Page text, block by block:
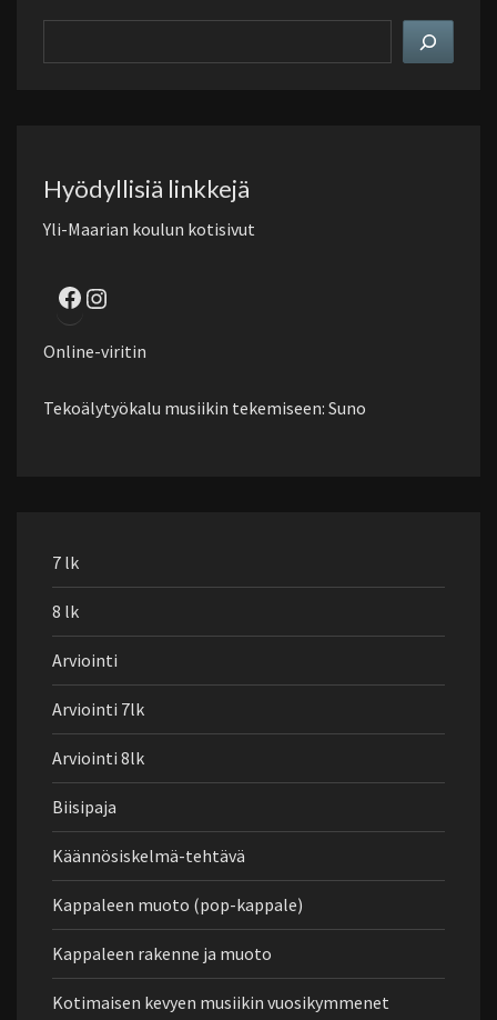
sivustolta
Hyödyllisiä linkkejä
Yli-Maarian koulun kotisivut
Facebook
Instagram
Online-viritin
Tekoälytyökalu musiikin tekemiseen: Suno
7 lk
8 lk
Arviointi
Arviointi 7lk
Arviointi 8lk
Biisipaja
Käännösiskelmä-tehtävä
Kappaleen muoto (pop-kappale)
Kappaleen rakenne ja muoto
Kotimaisen kevyen musiikin vuosikymmenet